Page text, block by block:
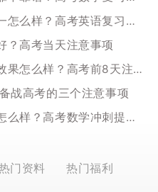
西安秦学伊顿高中一对一怎么样？高考英语复习方法
？高考当天注意事项
西安秦学伊顿高考冲刺效果怎么样？高考前8天注意事项
战高考的三个注意事项
西安秦学伊顿高考冲刺怎么样？高考数学冲刺提分方法
门资料 热门福利